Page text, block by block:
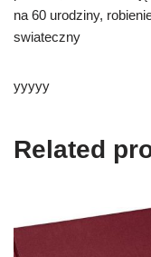
na 60 urodziny,
swiateczny
yyyyy
Related